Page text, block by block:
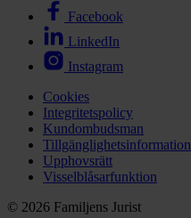
Facebook
LinkedIn
Instagram
Cookies
Integritetspolicy
Kundombudsman
Tillgänglighetsinformation
Upphovsrätt
Visselblåsarfunktion
© 2026 Familjens Jurist